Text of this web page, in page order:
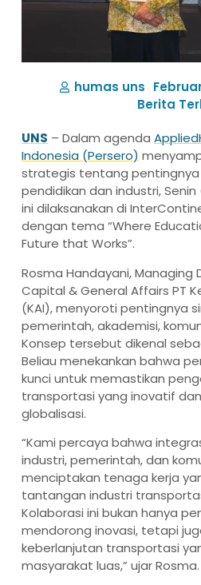
humas uns
Berita
UNS – Dalam agenda
Indonesia (Persero)
strategis tentang
pendidikan dan industri,
ini dilaksanakan di
dengan tema “Where
Future that Works”.
Rosma Handayani, Managing
Capital & General Affairs PT
(KAI), menyoroti pentingnya
pemerintah, akademisi,
Konsep tersebut dikenal
Beliau menekankan bahwa
kunci untuk memastikan
transportasi yang inovatif
globalisasi.
“Kami percaya bahwa
industri, pemerintah, dan
menciptakan tenaga kerja
tantangan industri
Kolaborasi ini bukan hanya
mendorong inovasi, tetapi
keberlanjutan transportasi
masyarakat luas,” ujar Rosma.